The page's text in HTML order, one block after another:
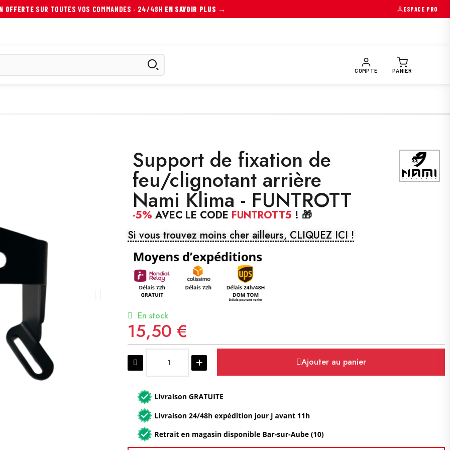
OFFERTE SUR TOUTES VOS COMMANDES · 24/48H EN SAVOIR PLUS → ESPACE PRO
COMPTE PANIER
AUTRES MOBILITÉS EQUIPEMENTS PILOTE PRÉPARATION
Support de fixation de
feu/clignotant arrière
Nami Klima - FUNTROTT
-5% AVEC LE CODE FUNTROTT5 ! 🎁
Si vous trouvez moins cher ailleurs, CLIQUEZ ICI !
En stock
15,50 €
Ajouter au panier